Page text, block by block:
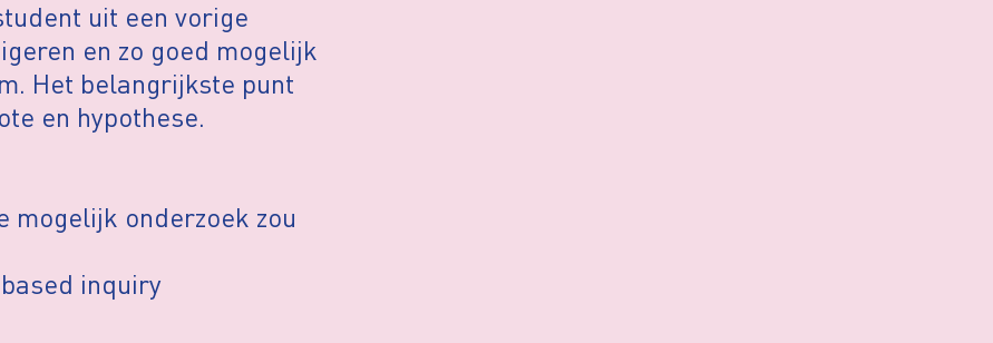
uit een vorige
en zo goed mogelijk
Het belangrijkste punt
en hypothese.
mogelijk onderzoek zou
inquiry